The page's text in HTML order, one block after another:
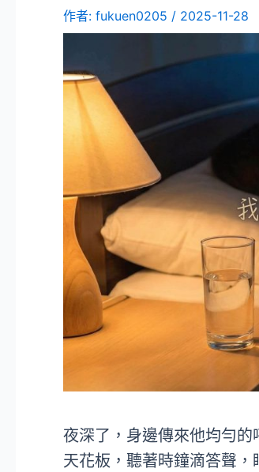
作者: fukuen0205 / 2025-11-28
夜深了，身邊傳來他均勻
天花板，聽著時鐘滴答聲，